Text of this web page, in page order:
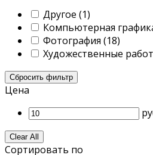
Другое (1)
Компьютерная
Фотография (18)
Художественные
Сбросить фильтр
Цена
Clear All
Сортировать по